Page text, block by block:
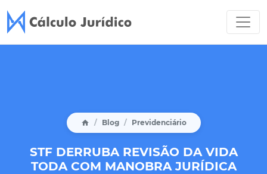
Blog Previdenciário
STF DERRUBA REVISÃO DA VIDA
TODA COM MANOBRA JURÍDICA